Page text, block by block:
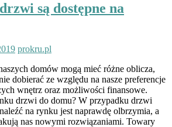
są dostępne na
prokru.pl
domów mogą mieć różne oblicza,
dobierać ze względu na nasze preferencje
wnętrz oraz możliwości finansowe.
drzwi do domu? W przypadku drzwi
na rynku jest naprawdę olbrzymia, a
nas nowymi rozwiązaniami. Towary